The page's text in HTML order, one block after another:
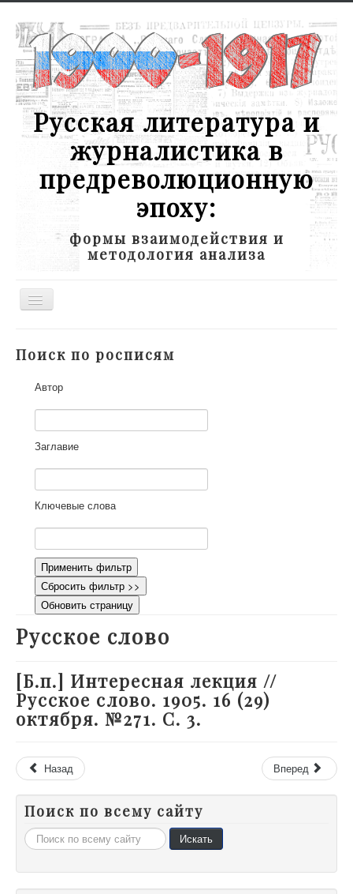
Русская литература и
журналистика в
предреволюционную
эпоху:
формы взаимодействия и
методология анализа
Toggle
Участники
Научная работа
Как работать с сайтом
Контакты
Поиск по росписям
Автор
Заглавие
Ключевые слова
Применить фильтр
Сбросить фильтр >>
Обновить страницу
Русское слово
[Б.п.] Интересная лекция //
Русское слово. 1905. 16 (29)
октября. №271. С. 3.
Назад Вперед
Поиск по всему сайту
Искать... Искать